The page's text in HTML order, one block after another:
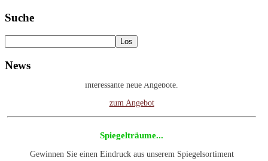
Suche
NewsBesuchen Sie unsere Rubrik gebrauchte Maschinen. Wir haben
zum Angebot
Spiegelträume...
Gewinnen Sie einen Eindruck aus unserem Spiegelsortiment